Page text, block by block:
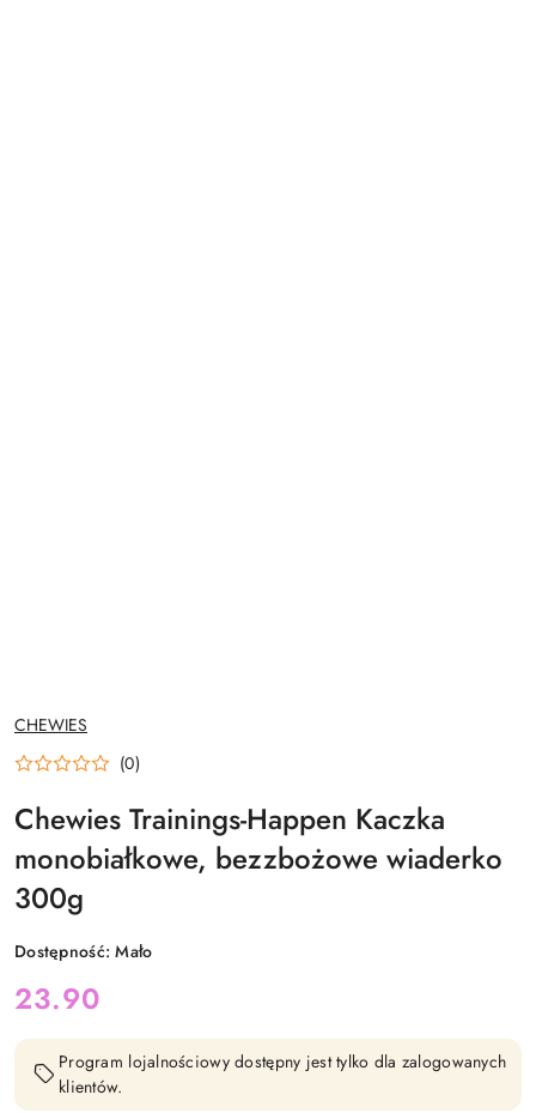
NAZWA
PRODUCENTA:
CHEWIES
(0)
Chewies Trainings-Happen Kaczka
monobiałkowe, bezzbożowe wiaderko
300g
Dostępność:Mało
cena:
23.90
Program lojalnościowy dostępny jest tylko dla zalogowanych
klientów.